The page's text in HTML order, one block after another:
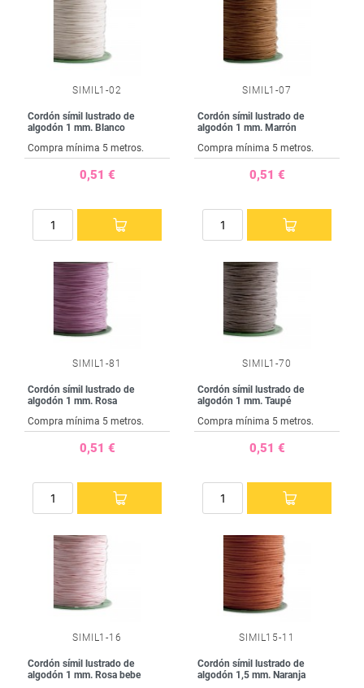
SIMIL1-02
Cordón símil lustrado de
algodón 1 mm. Blanco
Compra mínima 5 metros.
0,51 €
SIMIL1-07
Cordón símil lustrado de
algodón 1 mm. Marrón
Compra mínima 5 metros.
0,51 €
SIMIL1-81
Cordón símil lustrado de
algodón 1 mm. Rosa
Compra mínima 5 metros.
0,51 €
SIMIL1-70
Cordón símil lustrado de
algodón 1 mm. Taupé
Compra mínima 5 metros.
0,51 €
SIMIL1-16
Cordón símil lustrado de
algodón 1 mm. Rosa bebe
SIMIL15-11
Cordón símil lustrado de
algodón 1,5 mm. Naranja